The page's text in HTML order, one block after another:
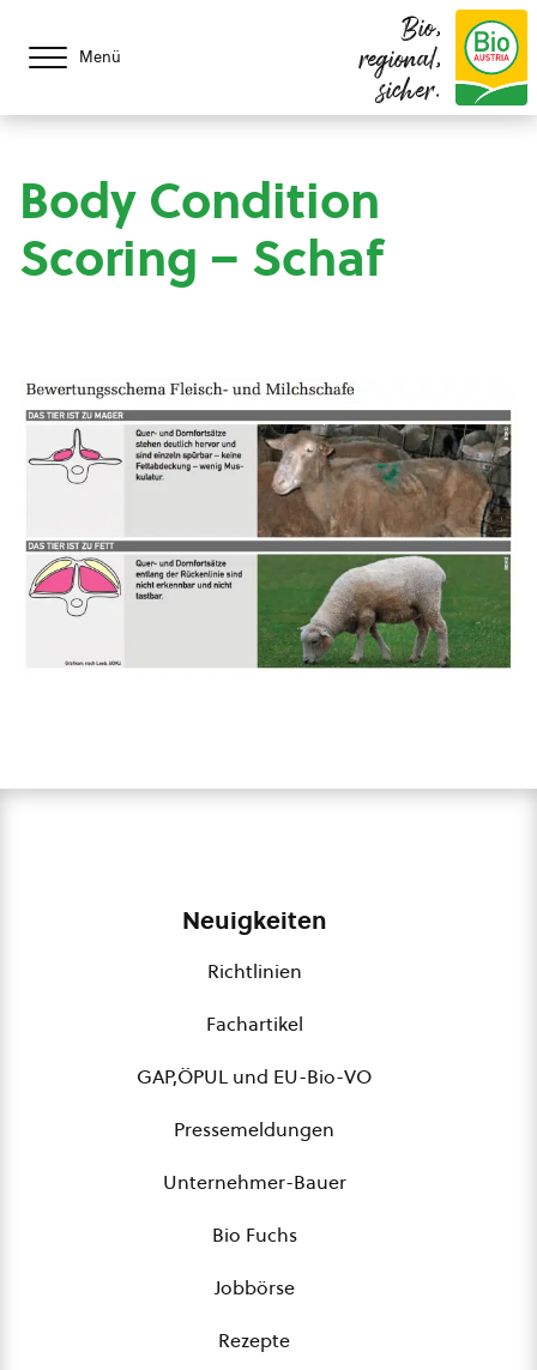
Menü
Bio,
regional,
sicher.
Body Condition
Scoring – Schaf
Neuigkeiten
Richtlinien
Fachartikel
GAP,ÖPUL und EU-Bio-VO
Pressemeldungen
Unternehmer-Bauer
Bio Fuchs
Jobbörse
Rezepte